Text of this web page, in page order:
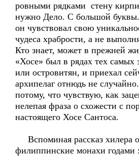
ровными рядками стену
нужно Дело. С большой
он чувствовал свою
чудеса храбрости, а не
Кто знает, может в прежней
«Хосе» был в рядах тех самых
или островитян, и приехал
архипелаг отнюдь не
потому, что чувствую, как
нелепая фраза о схожести с
настоящего Хосе Сантоса.
Вспоминая рассказ хилера
филиппинские монахи годами